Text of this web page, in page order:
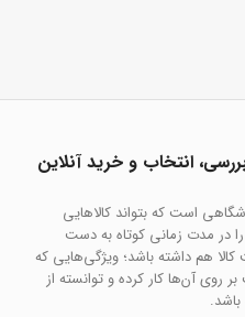
بررسی، انتخاب و خرید آنلاین
است که بتواند کالاهایی
در مدت زمانی کوتاه به دست
هم داشته باشد؛ ویژگی‌هایی که
روی آن‌ها کار کرده و توانسته از